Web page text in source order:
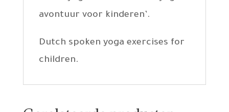
avontuur voor kinderen’.
Dutch spoken yoga exercises for
children.